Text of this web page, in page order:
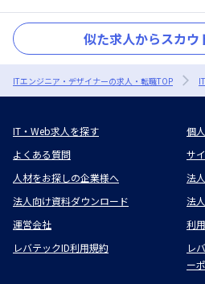
似た求人からスカウ
ITエンジニア・デザイナーの求人・転職TOP
IT・Web求人を探す
個
よくある質問
サ
人材をお探しの企業様へ
法
法人向け資料ダウンロード
法
運営会社
利
レバテックID利用規約
レ
ー